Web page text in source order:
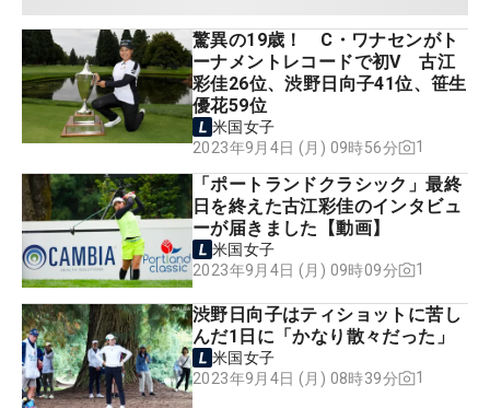
驚異の19歳！ C・ワナセンがト
ーナメントレコードで初V 古江
彩佳26位、渋野日向子41位、笹生
優花59位
米国女子
2023年9月4日 (月) 09時56分
1
「ポートランドクラシック」最終
日を終えた古江彩佳のインタビュ
ーが届きました【動画】
米国女子
2023年9月4日 (月) 09時09分
1
渋野日向子はティショットに苦し
んだ1日に「かなり散々だった」
米国女子
2023年9月4日 (月) 08時39分
1